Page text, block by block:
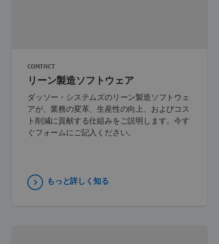
CONTACT
リーン製造ソフトウェア
ダッソー・システムズのリーン製造ソフトウェ
アが、業務の変革、生産性の向上、およびコス
ト削減に貢献する仕組みをご説明します。今す
ぐフォームにご記入ください。
もっと詳しく知る